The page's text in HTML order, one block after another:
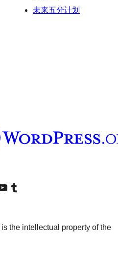
未来五分计划
频道 访问我们的 Tumblr 账号
the intellectual property of the